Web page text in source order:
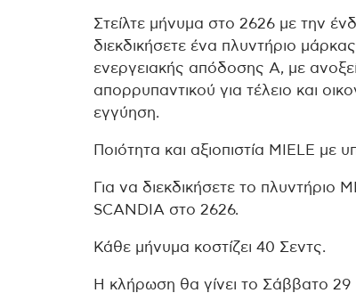
Στείλτε μήνυμα στο 2626 με την
διεκδικήσετε ένα πλυντήριο
ενεργειακής απόδοσης Α, με
απορρυπαντικού για τέλειο και
εγγύηση.
Ποιότητα και αξιοπιστία MIELE
Για να διεκδικήσετε το πλυντήριο
SCANDIA στο 2626.
Κάθε μήνυμα κοστίζει 40 Σεντς.
Η κλήρωση θα γίνει το Σάββατο